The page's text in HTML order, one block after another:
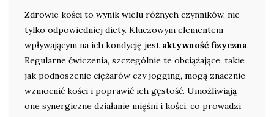
Zdrowie kości to wynik wielu różnych czynników, nie
tylko odpowiedniej diety. Kluczowym elementem
wpływającym na ich kondycję jest aktywność fizyczna.
Regularne ćwiczenia, szczególnie te obciążające, takie
jak podnoszenie ciężarów czy jogging, mogą znacznie
wzmocnić kości i poprawić ich gęstość. Umożliwiają
one synergiczne działanie mięśni i kości, co prowadzi